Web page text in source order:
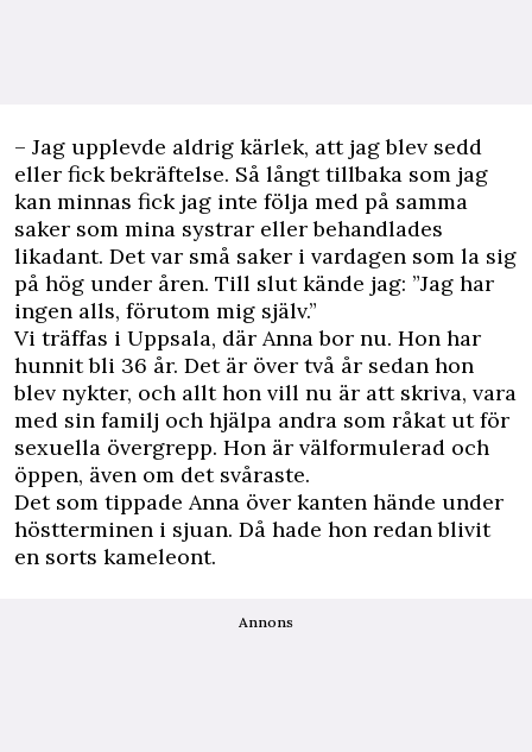
– Jag upplevde aldrig kärlek, att jag blev sedd
eller fick bekräftelse. Så långt tillbaka som jag
kan minnas fick jag inte följa med på samma
saker som mina systrar eller behandlades
likadant. Det var små saker i vardagen som la sig
på hög under åren. Till slut kände jag: ”Jag har
ingen alls, förutom mig själv.”
Vi träffas i Uppsala, där Anna bor nu. Hon har
hunnit bli 36 år. Det är över två år sedan hon
blev nykter, och allt hon vill nu är att skriva, vara
med sin familj och hjälpa andra som råkat ut för
sexuella övergrepp. Hon är välformulerad och
öppen, även om det svåraste.
Det som tippade Anna över kanten hände under
höstterminen i sjuan. Då hade hon redan blivit
en sorts kameleont.
Annons